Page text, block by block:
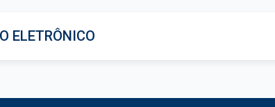
ELETRÔNICO